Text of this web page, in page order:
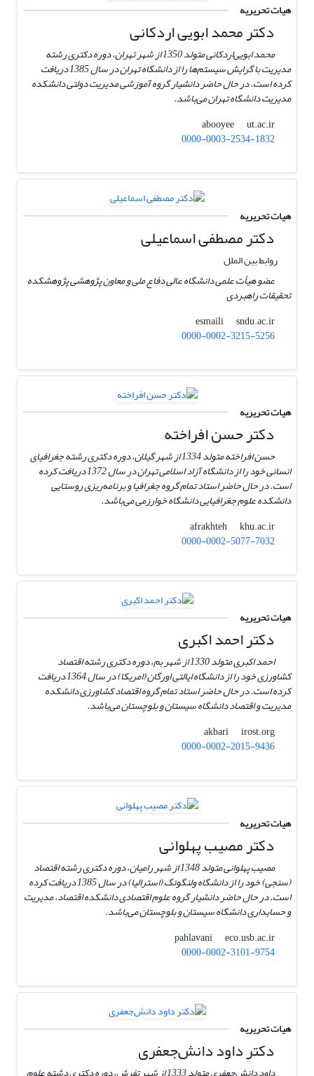
هیات تحریریه
دکتر محمد ابویی اردکانی
محمد ابویی‌اردکانی متولد 1350 از شهر تهران، دوره دکتری رشته
مدیریت با گرایش سیستم‌ها را از دانشگاه تهران در سال 1385 دریافت
کرده است. در حال حاضر دانشیار گروه آموزشی مدیریت دولتی دانشکده
مدیریت دانشگاه تهران می‌باشد.
abooyee
ut.ac.ir
0000-0003-2534-1832
هیات تحریریه
دکتر مصطفی اسماعیلی
روابط بین الملل
عضو هیأت علمی دانشگاه عالی دفاع ملی و معاون پژوهشی پژوهشکده
تحقیقات راهبردی
esmaili
sndu.ac.ir
0000-0002-3215-5256
هیات تحریریه
دکتر حسن افراخته
حسن افراخته متولد 1334 از شهر گیلان، دوره دکتری رشته جغرافیای
انسانی خود را از دانشگاه آزاد اسلامی تهران در سال 1372 دریافت کرده
است. در حال حاضر استاد تمام گروه جغرافیا و برنامه‌ریزی روستایی
دانشکده علوم جغرافیایی دانشگاه خوارزمی می‌باشد.
afrakhteh
khu.ac.ir
0000-0002-5077-7032
هیات تحریریه
دکتر احمد اکبری
احمد اکبری متولد 1330 از شهر بم، دوره دکتری رشته اقتصاد
کشاورزی خود را از دانشگاه ایالتی اورگان (امریکا) در سال 1364 دریافت
کرده است. در حال حاضر استاد تمام گروه اقتصاد کشاورزی دانشکده
مدیریت و اقتصاد دانشگاه سیستان و بلوچستان می‌باشد.
akbari
irost.org
0000-0002-2015-9436
هیات تحریریه
دکتر مصیب پهلوانی
مصیب پهلوانی متولد 1348 از شهر رامیان، دوره دکتری رشته اقتصاد
(سنجی) خود را از دانشگاه ولنگونگ (استرالیا) در سال 1385 دریافت کرده
است. در حال حاضر دانشیار گروه علوم اقتصادی دانشکده اقتصاد، مدیریت
و حسابداری دانشگاه سیستان و بلوچستان می‌باشد.
pahlavani
eco.usb.ac.ir
0000-0002-3101-9754
هیات تحریریه
دکتر داود دانش‌جعفری